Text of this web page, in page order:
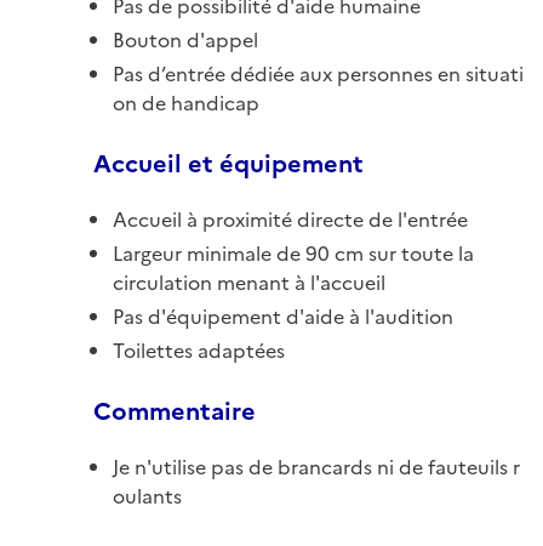
Bouton d'appel
Pas d’entrée dédiée aux personnes en situati
on de handicap
Accueil et équipement
Accueil à proximité directe de l'entrée
Largeur minimale de 90 cm sur toute la
circulation menant à l'accueil
Pas d'équipement d'aide à l'audition
Toilettes adaptées
Commentaire
Je n'utilise pas de brancards ni de fauteuils r
oulants